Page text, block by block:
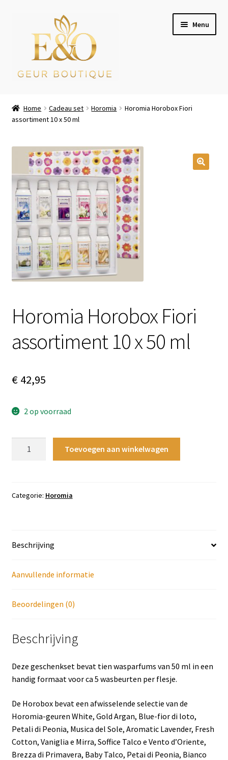
navigatie
inhoud
Menu
Winkel
Mijn account
Afrekenen
Winkelwagen
Contactgegevens
Afspraak maken
Home Cadeau set Horomia
Horomia Horobox Fiori
assortiment 10 x 50 ml
Horomia Horobox Fiori
assortiment 10 x 50 ml
€42,95
2 op voorraad
10
aantal
Toevoegen aan winkelwagen
Categorie: Horomia
Beschrijving
Aanvullende informatie
Beoordelingen (0)
Beschrijving
Deze geschenkset bevat tien wasparfums van 50 ml in een
handig formaat voor ca 5 wasbeurten per flesje.
De Horobox bevat een afwisselende selectie van de
Horomia-geuren White, Gold Argan, Blue-fior di loto,
Petali di Peonia, Musica del Sole, Aromatic Lavender, Fresh
Cotton, Vaniglia e Mirra, Soffice Talco e Vento d’Oriente,
Brezza di Primavera, Baby Talco, Petai di Peonia, Bianco